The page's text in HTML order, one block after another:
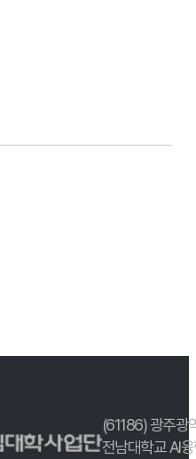
(61186) 광주광
전남대학교 AI